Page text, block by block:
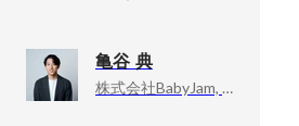
亀谷 典
株式会社BabyJam, 取締役副社長COO/CFO